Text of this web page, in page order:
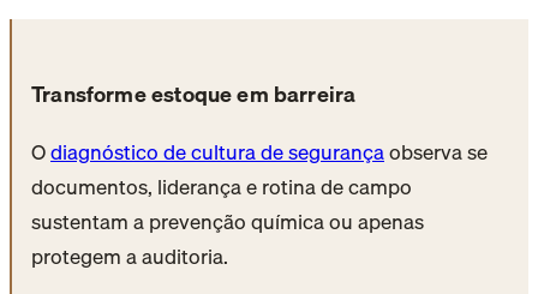
Transforme estoque em barreira
Odiagnóstico de cultura de segurançaobserva se
documentos, liderança e rotina de campo
sustentam a prevenção química ou apenas
protegem a auditoria.